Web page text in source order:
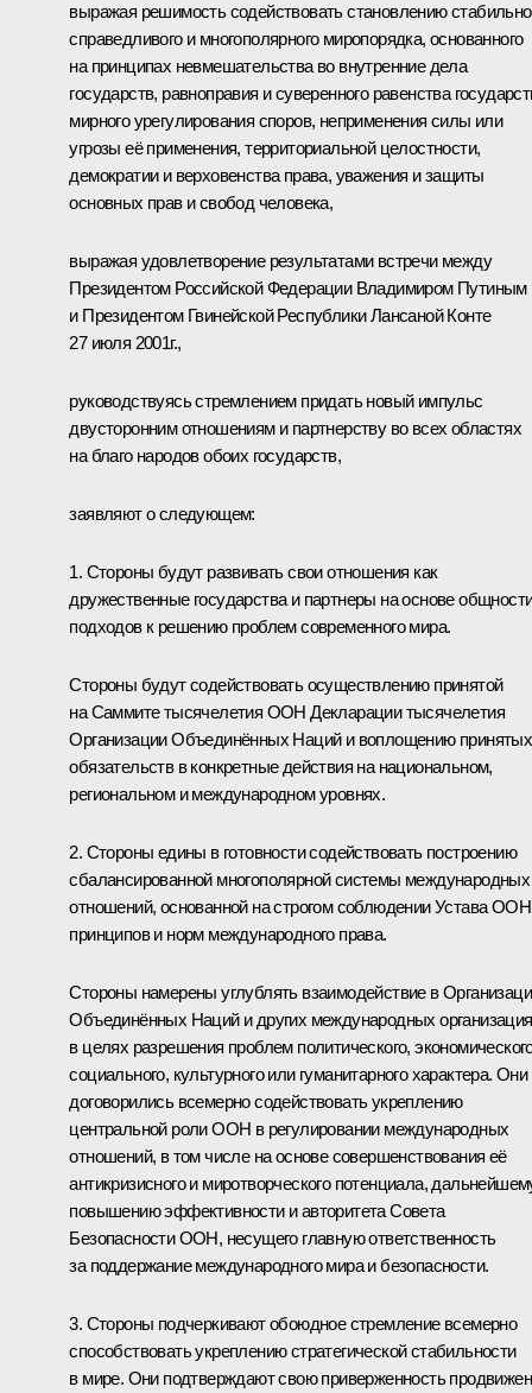
выражая решимость содействовать становлению
справедливого и многополярного миропорядка, основанного
на принципах невмешательства во внутренние дела
государств, равноправия и суверенного равенства
мирного урегулирования споров, неприменения силы или
угрозы её применения, территориальной целостности,
демократии и верховенства права, уважения и защиты
основных прав и свобод человека,
выражая удовлетворение результатами встречи между
Президентом Российской Федерации Владимиром Путиным
и Президентом Гвинейской Республики Лансаной Конте
27 июля 2001г.,
руководствуясь стремлением придать новый импульс
двусторонним отношениям и партнерству во всех областях
на благо народов обоих государств,
заявляют о следующем:
1. Стороны будут развивать свои отношения как
дружественные государства и партнеры на основе
подходов к решению проблем современного мира.
Стороны будут содействовать осуществлению принятой
на Саммите тысячелетия ООН Декларации тысячелетия
Организации Объединённых Наций и воплощению принятых
обязательств в конкретные действия на национальном,
региональном и международном уровнях.
2. Стороны едины в готовности содействовать построению
сбалансированной многополярной системы международных
отношений, основанной на строгом соблюдении Устава
принципов и норм международного права.
Стороны намерены углублять взаимодействие в
Объединённых Наций и других международных
в целях разрешения проблем политического,
социального, культурного или гуманитарного характера. Они
договорились всемерно содействовать укреплению
центральной роли ООН в регулировании международных
отношений, в том числе на основе совершенствования её
антикризисного и миротворческого потенциала,
повышению эффективности и авторитета Совета
Безопасности ООН, несущего главную ответственность
за поддержание международного мира и безопасности.
3. Стороны подчеркивают обоюдное стремление всемерно
способствовать укреплению стратегической стабильности
в мире. Они подтверждают свою приверженность